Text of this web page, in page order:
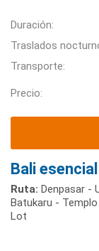
Duración:
Traslados
Transporte:
Precio:
Bali esencial
Ruta: Denpasar -
Batukaru -
Lot